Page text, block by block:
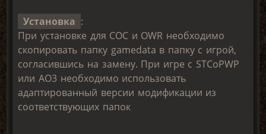
Установка :
При установке для COC и OWR необходимо
скопировать папку gamedata в папку с игрой,
согласившись на замену. При игре с STCoPWP
или AO3 необходимо использовать
адаптированный версии модификации из
соответствующих папок